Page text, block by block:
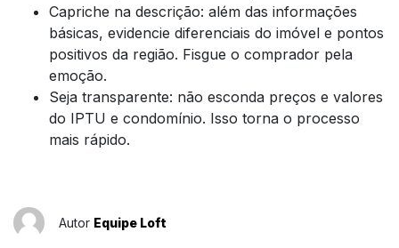
Capriche na descrição: além das informações
básicas, evidencie diferenciais do imóvel e pontos
positivos da região. Fisgue o comprador pela
emoção.
Seja transparente: não esconda preços e valores
do IPTU e condomínio. Isso torna o processo
mais rápido.
Autor Equipe Loft